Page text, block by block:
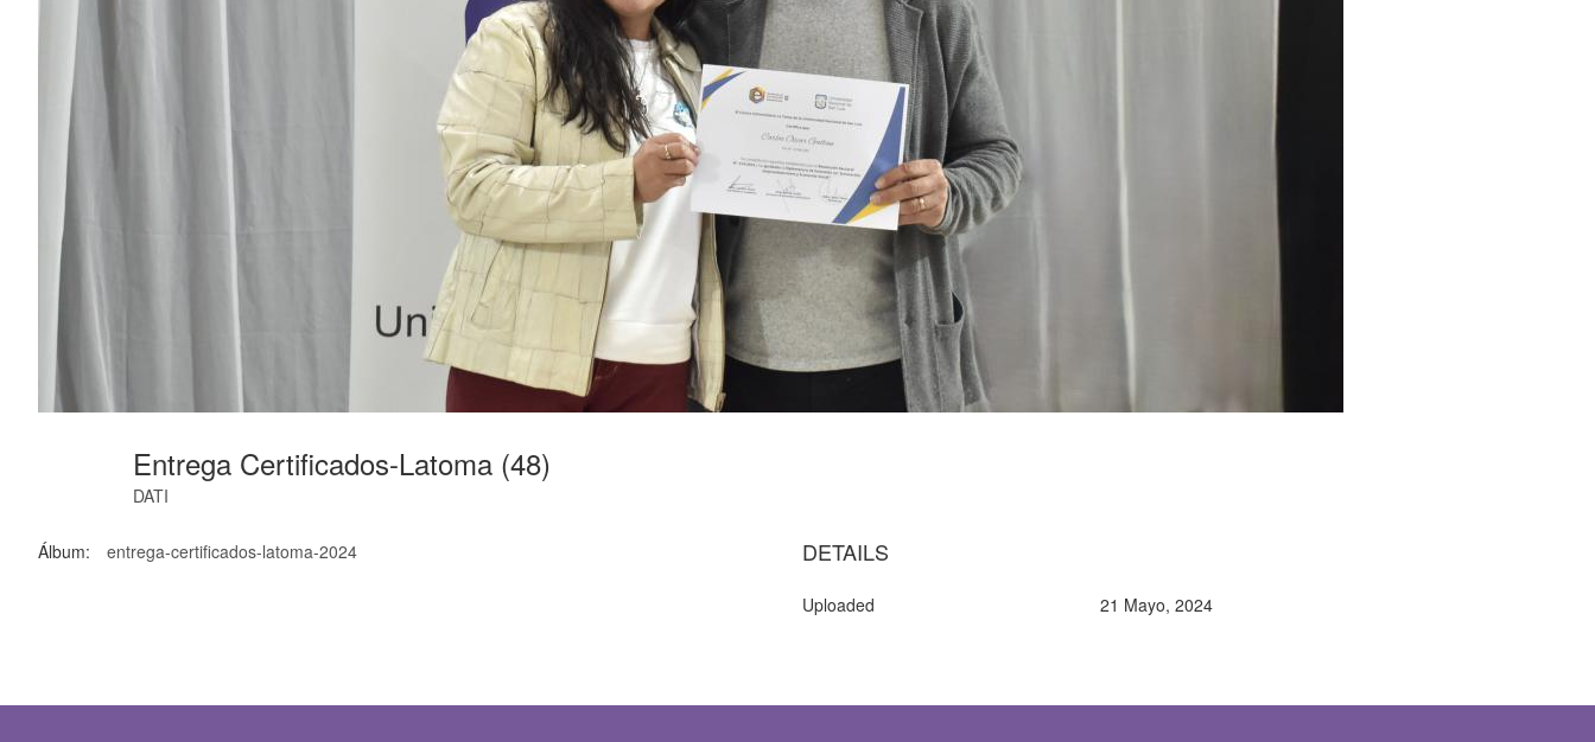
Entrega Certificados-Latoma (48)
DATI
Álbum: entrega-certificados-latoma-2024 DETAILS
Uploaded 21 Mayo, 2024